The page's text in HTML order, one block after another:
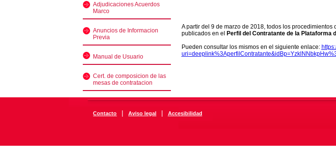
Adjudicaciones Acuerdos
Marco
Anuncios de Informacion
Previa
Manual de Usuario
Cert. de composicion de las
mesas de contratacion
A partir del 9 de marzo de 2018, todos los
publicados en el
Perfil del Contratante de la Plataforma
Pueden consultar los mismos en el siguiente enlace:
Contacto | Aviso legal | Accesibilidad